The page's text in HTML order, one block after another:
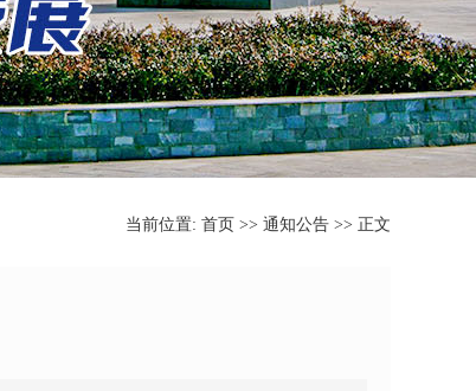
当前位置: 首页 >> 通知公告 >> 正文